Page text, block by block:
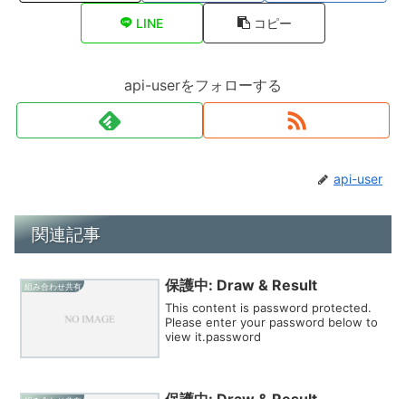
LINE コピー
api-userをフォローする
api-user
関連記事
組み合わせ共有 保護中: Draw & Result
This content is password protected.
Please enter your password below to
view it.password